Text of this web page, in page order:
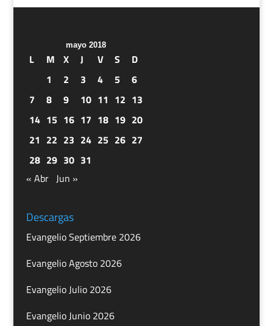
mayo 2018
L M X J V S
D
1
2 3 4 5
6
7
8 9 10 11 12 13
14 15 16 17 18 19 20
21 22 23 24 25 26 27
28 29 30 31
« Abr Jun »
Descargas
Evangelio Septiembre 2026
Evangelio Agosto 2026
Evangelio Julio 2026
Evangelio Junio 2026